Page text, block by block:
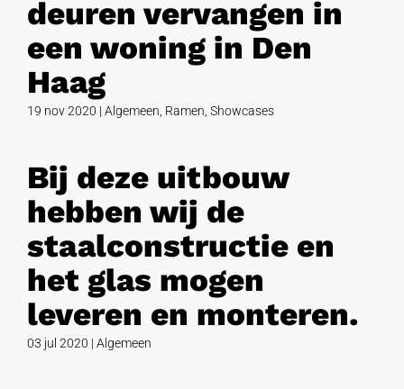
deuren vervangen in
een woning in Den
Haag
19 nov 2020 | Algemeen Ramen Showcases
Bij deze uitbouw
hebben wij de
staalconstructie en
het glas mogen
leveren en monteren.
03 jul 2020 | Algemeen